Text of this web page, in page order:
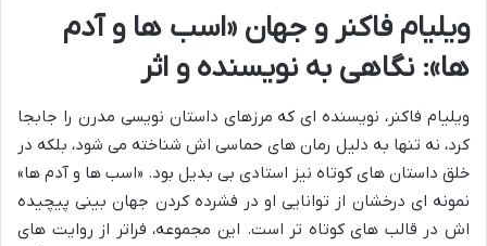
ویلیام فاکنر و جهان «اسب ها و آدم
ها»: نگاهی به نویسنده و اثر
ویلیام فاکنر، نویسنده ای که مرزهای داستان نویسی مدرن را جابجا
کرد، نه تنها به دلیل رمان های حماسی اش شناخته می شود، بلکه در
خلق داستان های کوتاه نیز استادی بی بدیل بود. «اسب ها و آدم ها»
نمونه ای درخشان از توانایی او در فشرده کردن جهان بینی پیچیده
اش در قالب های کوتاه تر است. این مجموعه، فراتر از روایت های